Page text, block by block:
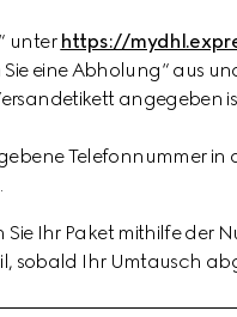
unter https://
eine Abholung“ aus
angegeben
Telefonnummer in
Ihr Paket mithilfe der
sobald Ihr Umtausch